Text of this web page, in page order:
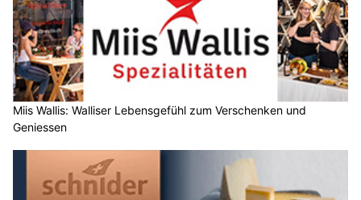
Miis Wallis: Walliser Lebensgefühl zum Verschenken und
Geniessen